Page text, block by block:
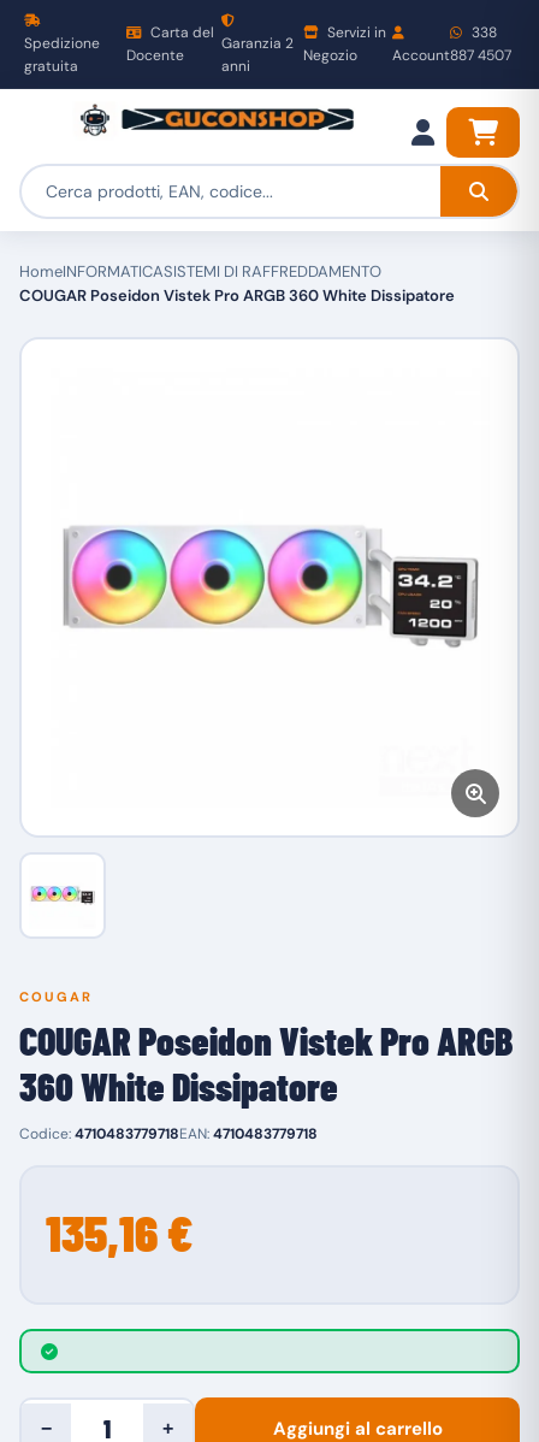
Spedizione
gratuita
Carta del
Docente
Garanzia 2
anni
Servizi in
Negozio
Account
338
887 4507
HomeINFORMATICASISTEMI DI RAFFREDDAMENTO
COUGAR Poseidon Vistek Pro ARGB 360 White Dissipatore
COUGAR
COUGAR Poseidon Vistek Pro ARGB
360 White Dissipatore
Codice:4710483779718EAN:4710483779718
135,16 €
− + Aggiungi al carrello